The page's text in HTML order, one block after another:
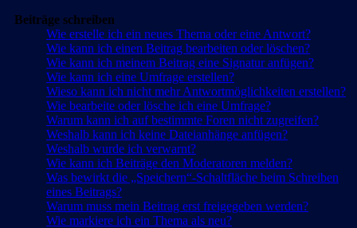
Beiträge schreiben
Wie erstelle ich ein neues Thema oder eine Antwort?
Wie kann ich einen Beitrag bearbeiten oder löschen?
Wie kann ich meinem Beitrag eine Signatur anfügen?
Wie kann ich eine Umfrage erstellen?
Wieso kann ich nicht mehr Antwortmöglichkeiten erstellen?
Wie bearbeite oder lösche ich eine Umfrage?
Warum kann ich auf bestimmte Foren nicht zugreifen?
Weshalb kann ich keine Dateianhänge anfügen?
Weshalb wurde ich verwarnt?
Wie kann ich Beiträge den Moderatoren melden?
Was bewirkt die „Speichern“-Schaltfläche beim Schreiben
eines Beitrags?
Warum muss mein Beitrag erst freigegeben werden?
Wie markiere ich ein Thema als neu?